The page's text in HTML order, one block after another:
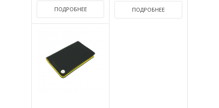
ПОДРОБНЕЕ ПОДРОБНЕЕ